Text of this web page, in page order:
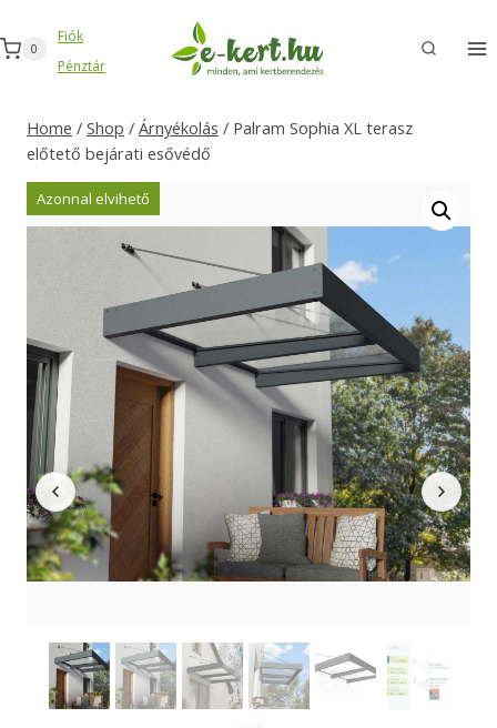
to
content
0
Fiók
Pénztár
Home / Shop / Árnyékolás / Palram Sophia XL terasz
előtető bejárati esővédő
Azonnal elvihető